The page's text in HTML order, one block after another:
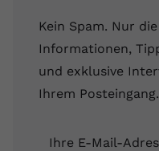
Kein Spam. Nur
Informationen,
und exklusive
Ihrem Posteingang.
Ihre E-Mail-